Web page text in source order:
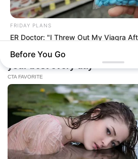
FRIDAY PLANS
ER Doctor: "I Threw Out My Viagra
Before You Go